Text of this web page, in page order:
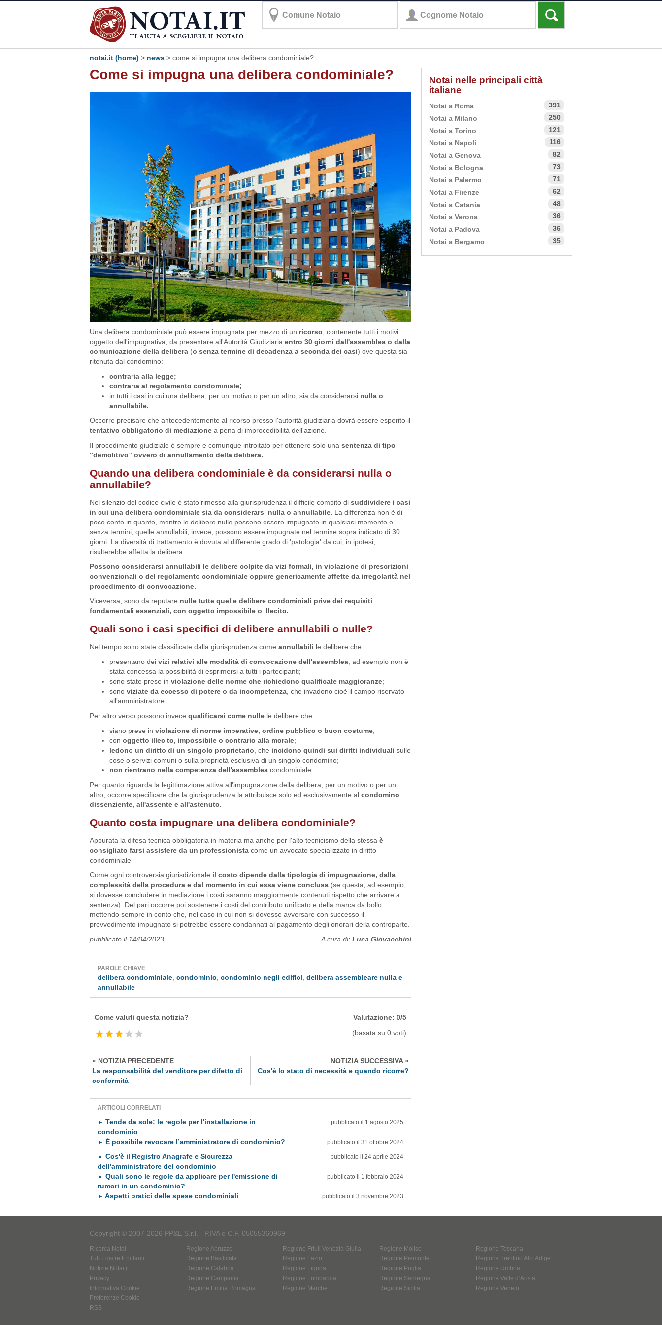
notai.it (home) > news > come si impugna una delibera condominiale?
Come si impugna una delibera condominiale?
Una delibera condominiale può essere impugnata per mezzo di un ricorso, contenente tutti i motivi
oggetto dell'impugnativa, da presentare all'Autorità Giudiziaria entro 30 giorni dall'assemblea o dalla
comunicazione della delibera (o senza termine di decadenza a seconda dei casi) ove questa sia
ritenuta dal condomino:
contraria alla legge;
contraria al regolamento condominiale;
in tutti i casi in cui una delibera, per un motivo o per un altro, sia da considerarsi nulla o
annullabile.
Occorre precisare che antecedentemente al ricorso presso l'autorità giudiziaria dovrà essere esperito il
tentativo obbligatorio di mediazione a pena di improcedibilità dell'azione.
Il procedimento giudiziale è sempre e comunque introitato per ottenere solo una sentenza di tipo
“demolitivo” ovvero di annullamento della delibera.
Quando una delibera condominiale è da considerarsi nulla o
annullabile?
Nel silenzio del codice civile è stato rimesso alla giurisprudenza il difficile compito di suddividere i casi
in cui una delibera condominiale sia da considerarsi nulla o annullabile. La differenza non è di
poco conto in quanto, mentre le delibere nulle possono essere impugnate in qualsiasi momento e
senza termini, quelle annullabili, invece, possono essere impugnate nel termine sopra indicato di 30
giorni. La diversità di trattamento è dovuta al differente grado di 'patologia' da cui, in ipotesi,
risulterebbe affetta la delibera.
Possono considerarsi annullabili le delibere colpite da vizi formali, in violazione di prescrizioni
convenzionali o del regolamento condominiale oppure genericamente affette da irregolarità nel
procedimento di convocazione.
Viceversa, sono da reputare nulle tutte quelle delibere condominiali prive dei requisiti
fondamentali essenziali, con oggetto impossibile o illecito.
Quali sono i casi specifici di delibere annullabili o nulle?
Nel tempo sono state classificate dalla giurisprudenza come annullabili le delibere che:
presentano dei vizi relativi alle modalità di convocazione dell'assemblea, ad esempio non è
stata concessa la possibilità di esprimersi a tutti i partecipanti;
sono state prese in violazione delle norme che richiedono qualificate maggioranze;
sono viziate da eccesso di potere o da incompetenza, che invadono cioè il campo riservato
all'amministratore.
Per altro verso possono invece qualificarsi come nulle le delibere che:
siano prese in violazione di norme imperative, ordine pubblico o buon costume;
con oggetto illecito, impossibile o contrario alla morale;
ledono un diritto di un singolo proprietario, che incidono quindi sui diritti individuali sulle
cose o servizi comuni o sulla proprietà esclusiva di un singolo condomino;
non rientrano nella competenza dell'assemblea condominiale.
Per quanto riguarda la legittimazione attiva all'impugnazione della delibera, per un motivo o per un
altro, occorre specificare che la giurisprudenza la attribuisce solo ed esclusivamente al condomino
dissenziente, all'assente e all'astenuto.
Quanto costa impugnare una delibera condominiale?
Appurata la difesa tecnica obbligatoria in materia ma anche per l'alto tecnicismo della stessa è
consigliato farsi assistere da un professionista come un avvocato specializzato in diritto
condominiale.
Come ogni controversia giurisdizionale il costo dipende dalla tipologia di impugnazione, dalla
complessità della procedura e dal momento in cui essa viene conclusa (se questa, ad esempio,
si dovesse concludere in mediazione i costi saranno maggiormente contenuti rispetto che arrivare a
sentenza). Del pari occorre poi sostenere i costi del contributo unificato e della marca da bollo
mettendo sempre in conto che, nel caso in cui non si dovesse avversare con successo il
provvedimento impugnato si potrebbe essere condannati al pagamento degli onorari della controparte.
pubblicato il 14/04/2023
A cura di:Luca Giovacchini
PAROLE CHIAVE
delibera condominiale, condominio, condominio negli edifici, delibera assembleare nulla e
annullabile
Come valuti questa notizia?
Valutazione: 0/5
(basata su 0 voti)
« NOTIZIA PRECEDENTE
La responsabilità del venditore per difetto di
conformità
NOTIZIA SUCCESSIVA »
Cos'è lo stato di necessità e quando ricorre?
ARTICOLI CORRELATI
► Tende da sole: le regole per l'installazione in
condominio
pubblicato il 1 agosto 2025
► È possibile revocare l’amministratore di condominio? pubblicato il 31 ottobre 2024
► Cos'è il Registro Anagrafe e Sicurezza
dell'amministratore del condominio
pubblicato il 24 aprile 2024
► Quali sono le regole da applicare per l'emissione di
rumori in un condominio?
pubblicato il 1 febbraio 2024
► Aspetti pratici delle spese condominiali pubblicato il 3 novembre 2023
Notai nelle principali città
italiane
Notai a Roma
391
Notai a Milano
250
Notai a Torino
121
Notai a Napoli
116
Notai a Genova
82
Notai a Bologna
73
Notai a Palermo
71
Notai a Firenze
62
Notai a Catania
48
Notai a Verona
36
Notai a Padova
36
Notai a Bergamo
35
Copyright © 2007-2026 PP&E S.r.l. - P.IVA e C.F. 05055360969
Ricerca Notai
Tutti i distretti notarili
Notizie Notai.it
Privacy
Informativa Cookie
Preferenze Cookie
RSS
Regione Abruzzo
Regione Basilicata
Regione Calabria
Regione Campania
Regione Emilia Romagna
Regione Friuli Venezia Giulia
Regione Lazio
Regione Liguria
Regione Lombardia
Regione Marche
Regione Molise
Regione Piemonte
Regione Puglia
Regione Sardegna
Regione Sicilia
Regione Toscana
Regione Trentino Alto Adige
Regione Umbria
Regione Valle d’Aosta
Regione Veneto